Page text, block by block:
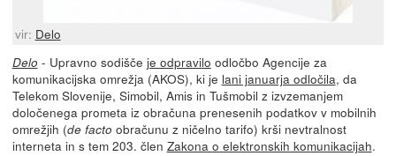
vir: Delo
Delo - Upravno sodišče je odpravilo odločbo Agencije za
komunikacijska omrežja (AKOS), ki je lani januarja odločila, da
Telekom Slovenije, Simobil, Amis in Tušmobil z izvzemanjem
določenega prometa iz obračuna prenesenih podatkov v mobilnih
omrežjih (de facto obračunu z ničelno tarifo) krši nevtralnost
interneta in s tem 203. člen Zakona o elektronskih komunikacijah.